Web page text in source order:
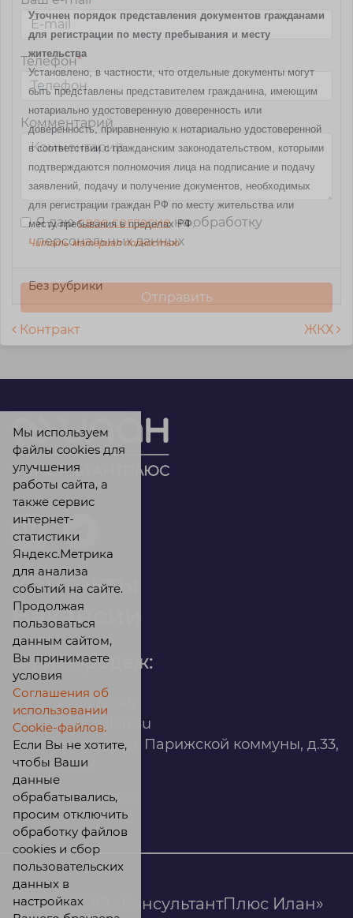
Уточнен порядок представления документов гражданами
для регистрации по месту пребывания и месту
жительства
Установлено, в частности, что отдельные документы могут
быть представлены представителем гражданина, имеющим
нотариально удостоверенную доверенность или
доверенность, приравненную к нотариально удостоверенной
в соответствии с гражданским законодательством, которыми
подтверждаются полномочия лица на подписание и подачу
заявлений, подачу и получение документов, необходимых
для регистрации граждан РФ по месту жительства или
месту пребывания в пределах РФ.
Читать материал полностью
Без рубрики
Навигация по записям
Контракт ЖКХ
Контакты
Вакансии
Офис продаж:
infomarket@ilan.su
г. Красноярск, ул. Парижской коммуны, д.33,
помещ. 302
ИНН: 2465263327
© 2026 ООО «КонсультантПлюс Илан»
Телефон*
Комментарий
Я даюсвое согласиена обработку
персональных данных
Мы используем
файлы cookies для
улучшения
работы сайта, а
также сервис
интернет-
статистики
Яндекс.Метрика
для анализа
событий на сайте.
Продолжая
пользоваться
данным сайтом,
Вы принимаете
условия
Соглашения об
использовании
Cookie-файлов.
Если Вы не хотите,
чтобы Ваши
данные
обрабатывались,
просим отключить
обработку файлов
cookies и сбор
пользовательских
данных в
настройках